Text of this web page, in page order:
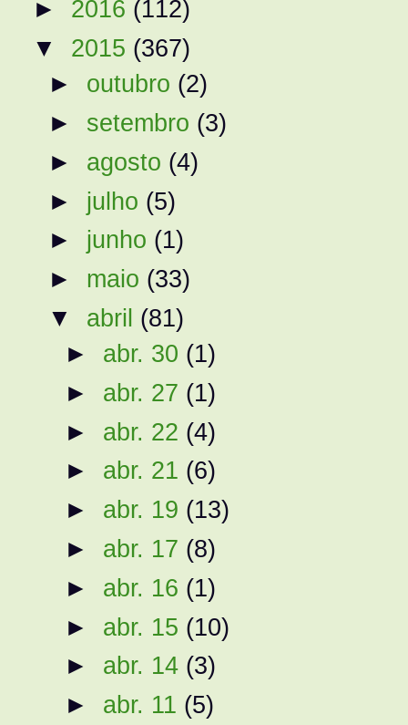
► 2016 (112)
▼ 2015 (367)
► outubro (2)
► setembro (3)
► agosto (4)
► julho (5)
► junho (1)
► maio (33)
▼ abril (81)
► abr. 30 (1)
► abr. 27 (1)
► abr. 22 (4)
► abr. 21 (6)
► abr. 19 (13)
► abr. 17 (8)
► abr. 16 (1)
► abr. 15 (10)
► abr. 14 (3)
► abr. 11 (5)